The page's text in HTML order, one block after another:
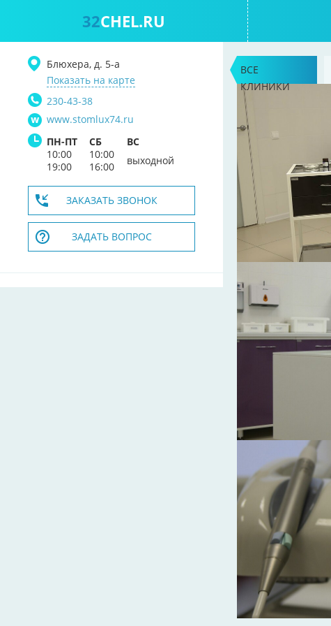
32CHEL.RU
Блюхера, д. 5-а
Показать на карте
230-43-38
www.stomlux74.ru
ПН-ПТ
СБ
ВС
10:00
19:00
10:00
16:00
выходной
ЗАКАЗАТЬ ЗВОНОК
ЗАДАТЬ ВОПРОС
ВСЕ
КЛИНИКИ